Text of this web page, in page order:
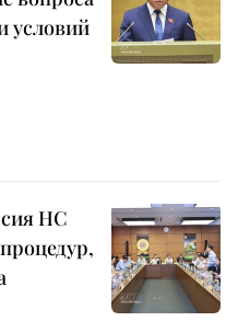
условий
НС